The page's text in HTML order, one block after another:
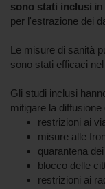
sono stati inclusi in
per l'estrazione dei
Le misure di sanità
sono stati efficaci
Gli studi inclusi
mitigare la diffusione
restrizioni ai
misure alle
quarantena
blocco delle
restrizioni ai